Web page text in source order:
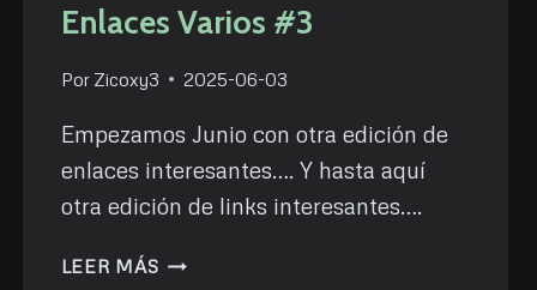
Enlaces Varios #3
Por Zicoxy3 2025-06-03
Empezamos Junio con otra edición de
enlaces interesantes…. Y hasta aquí
otra edición de links interesantes….
LEER MÁSENLACES